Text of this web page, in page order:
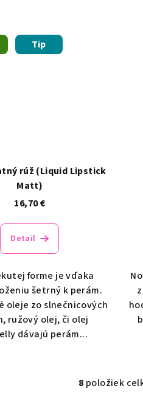
Tip
rúž (Liquid Lipstick
Matt)
16,70 €
Detail
forme je vďaka
šetrný k perám.
oleje zo slnečnicových
ružový olej, či olej
dávajú perám...
O
8 položiek